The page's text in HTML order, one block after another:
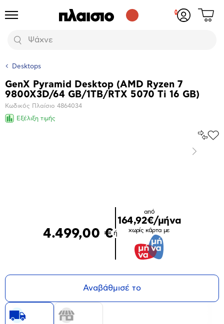
Προϊόντα
Αναζήτηση
Δες
Desktops
Βασικά
χαρακτηριστικά
GenX Pyramid Desktop (AMD Ryzen 7
9800X3D/64 GB/1TB/RTX 5070 Ti 16 GB)
Κωδικός Πλαίσιο 4864034
Εξέλιξη τιμής
Επόμενο
4.499,00 €ή
από
164,92€/μήνα
χωρίς κάρτα με
Αναβάθμισέ το